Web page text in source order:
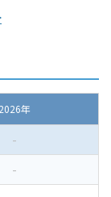
2026年
-
-